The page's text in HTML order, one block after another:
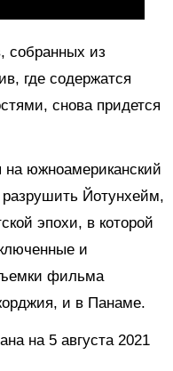
собранных из
где содержатся
снова придется
на южноамериканский
Йотунхейм,
эпохи, в которой
и
фильма
и в Панаме.
на 5 августа 2021